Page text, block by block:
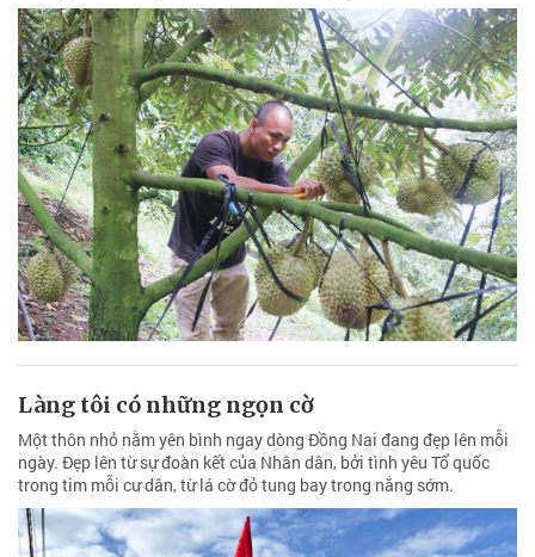
Làng tôi có những ngọn cờ
Một thôn nhỏ nằm yên bình ngay dòng Đồng Nai đang đẹp lên mỗi
ngày. Đẹp lên từ sự đoàn kết của Nhân dân, bởi tình yêu Tổ quốc
trong tim mỗi cư dân, từ lá cờ đỏ tung bay trong nắng sớm.